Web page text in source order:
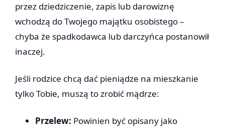
przez dziedziczenie, zapis lub darowiznę
wchodzą do Twojego majątku osobistego –
chyba że spadkodawca lub darczyńca postanowił
inaczej.
Jeśli rodzice chcą dać pieniądze na mieszkanie
tylko Tobie, muszą to zrobić mądrze:
Przelew: Powinien być opisany jako